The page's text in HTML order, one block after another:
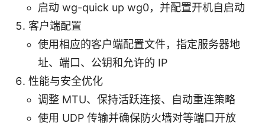
启动 wg-quick up wg0，并配置开机自启动
客户端配置
使用相应的客户端配置文件，指定服务器地
址、端口、公钥和允许的 IP
性能与安全优化
调整 MTU、保持活跃连接、自动重连策略
使用 UDP 传输并确保防火墙对等端口开放